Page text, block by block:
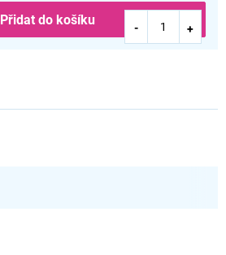
Přidat do košíku